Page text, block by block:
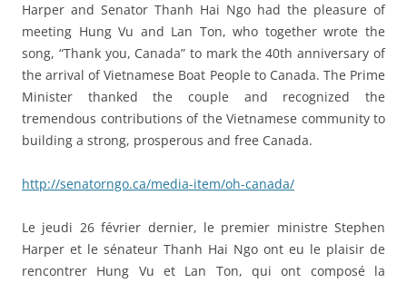
Harper and Senator Thanh Hai Ngo had the pleasure of
meeting Hung Vu and Lan Ton, who together wrote the
song, “Thank you, Canada” to mark the 40th anniversary of
the arrival of Vietnamese Boat People to Canada. The Prime
Minister thanked the couple and recognized the
tremendous contributions of the Vietnamese community to
building a strong, prosperous and free Canada.
http://senatorngo.ca/media-item/oh-canada/
Le jeudi 26 février dernier, le premier ministre Stephen
Harper et le sénateur Thanh Hai Ngo ont eu le plaisir de
rencontrer Hung Vu et Lan Ton, qui ont composé la